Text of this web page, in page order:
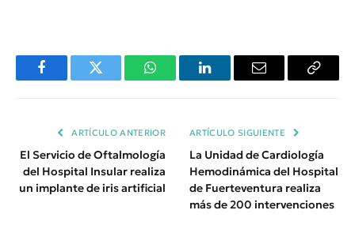
FacebookTwitter WhatsAppLinkedInEmail
Copiar
ARTÍCULO ANTERIOR
El Servicio de Oftalmología
del Hospital Insular realiza
un implante de iris artificial
ARTÍCULO SIGUIENTE
La Unidad de Cardiología
Hemodinámica del Hospital
de Fuerteventura realiza
más de 200 intervenciones